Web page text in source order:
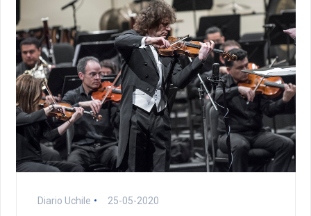
Diario Uchile 25-05-2020